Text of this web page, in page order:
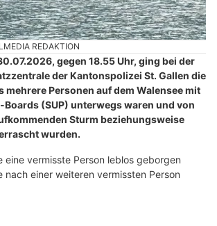
REDAKTION
gegen 18.55 Uhr, ging bei der
der Kantonspolizei St. Gallen die
mehrere Personen auf dem Walensee mit
(SUP) unterwegs waren und von
Sturm beziehungsweise
wurden.
eine vermisste Person leblos geborgen
nach einer weiteren vermissten Person